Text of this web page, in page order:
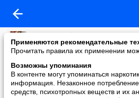
Применяются рекомендательные
Прочитать правила их применении
Возможны упоминания
В контенте могут упоминаться
информация. Незаконное потребление
средств, психотропных веществ и их
Светлана Лебедева
added a photo
30 Aug в 13:16